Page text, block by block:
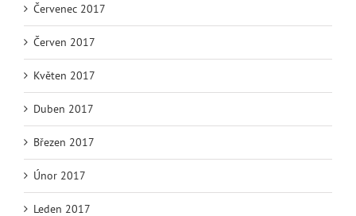
Červenec 2017
Červen 2017
Květen 2017
Duben 2017
Březen 2017
Únor 2017
Leden 2017